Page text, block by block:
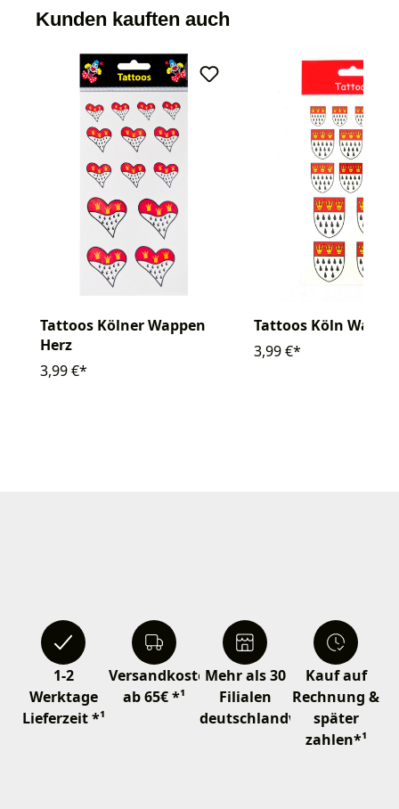
Kunden kauften auch
Tattoos Kölner Wappen
Herz
3,99 €*
Tattoos Köln
3,99 €*
1-2
Werktage
Lieferzeit *¹
Versandkostenfrei
ab 65€ *¹
Mehr als 30
Filialen
deutschlandweit
Kauf auf
Rechnung &
später
zahlen*¹